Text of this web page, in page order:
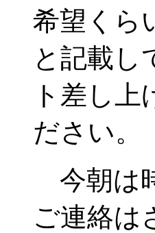
希望くら
と記載し
ト差し
ださい。
今朝は
ご連絡は